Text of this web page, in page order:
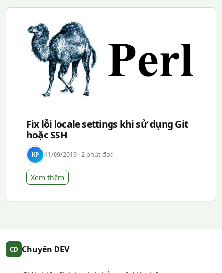
Fix lỗi locale settings khi sử dụng Git
hoặc SSH
KP 11/09/2019 · 2 phút đọc
Xem thêm
CD Chuyên DEV